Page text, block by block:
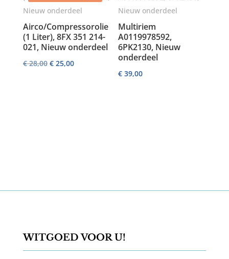
Airco/Compressorolie
(1 Liter), 8FX 351 214-
021, Nieuw onderdeel
€28,00 Oorspronkelijke
€25,00Huidige
Multiriem
A0119978592,
6PK2130, Nieuw
onderdeel
€ 39,00
WITGOED VOOR U!